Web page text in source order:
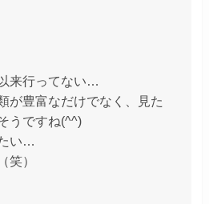
来行ってない…
が豊富なだけでなく、見た
うですね(^^)
い…
笑）